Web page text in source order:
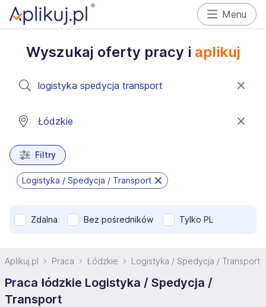
Menu
Wyszukaj oferty pracy i aplikuj
Filtry
Logistyka / Spedycja / Transport
Zdalna Bez pośredników Tylko PL
Aplikuj.pl Praca Łódzkie Logistyka / Spedycja / Transport
Praca łódzkie Logistyka / Spedycja /
Transport